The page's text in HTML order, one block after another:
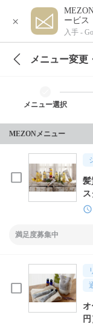
×
ービス
入手 -
メニュー変更
メニュー選択
MEZONメニュー
髪
満足度募集中
オ
円